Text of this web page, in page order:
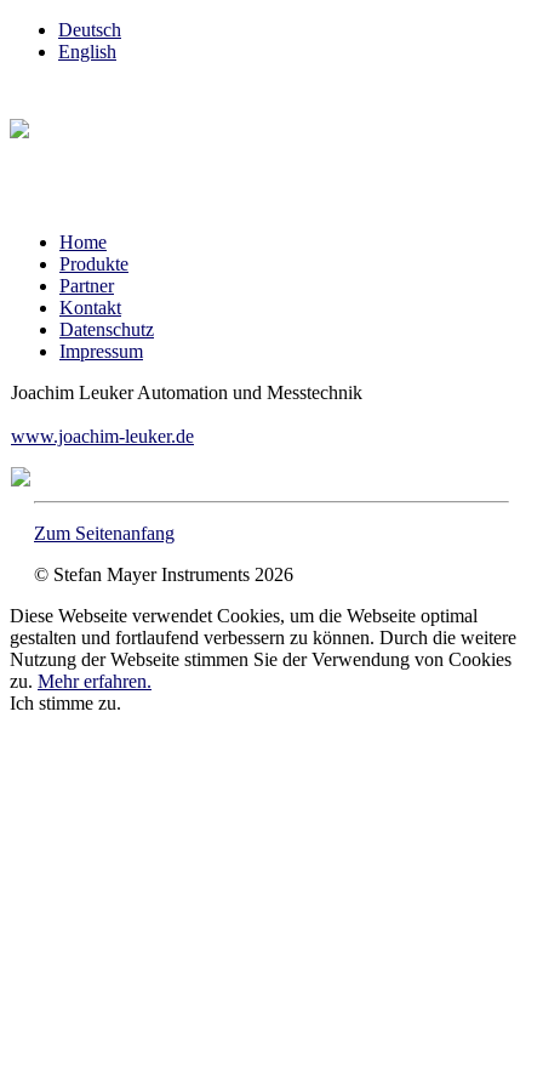
Deutsch
English
Home
Produkte
Partner
Kontakt
Datenschutz
Impressum
Joachim Leuker Automation und Messtechnik
www.joachim-leuker.de
Zum Seitenanfang
© Stefan Mayer Instruments 2026
Diese Webseite verwendet Cookies, um die Webseite optimal
gestalten und fortlaufend verbessern zu können. Durch die weitere
Nutzung der Webseite stimmen Sie der Verwendung von Cookies
zu. Mehr erfahren.
Ich stimme zu.